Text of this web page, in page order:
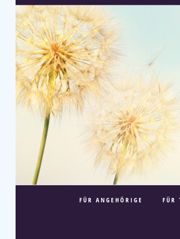
FÜR ANGEHÖRIGE FÜR